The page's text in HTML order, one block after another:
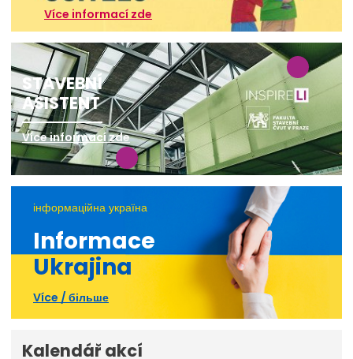
Více informací zde
STAVEBNÍ
ASISTENT
Více informací zde
інформаційна україна
Informace
Ukrajina
Více / більше
Kalendář akcí